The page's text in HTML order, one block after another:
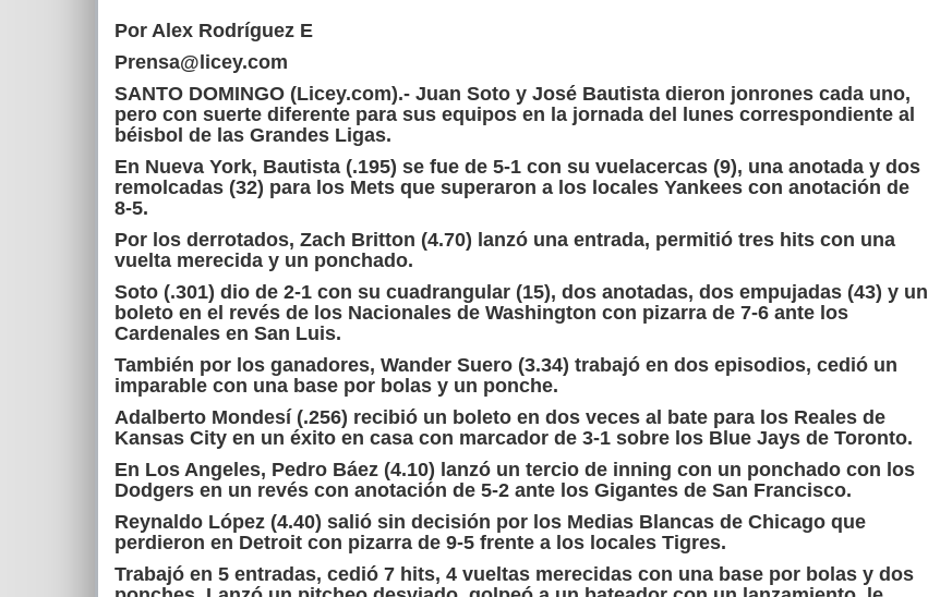
Por Alex Rodríguez E
Prensa@licey.com
SANTO DOMINGO (Licey.com).- Juan Soto y José Bautista dieron jonrones cada uno,
pero con suerte diferente para sus equipos en la jornada del lunes correspondiente al
béisbol de las Grandes Ligas.
En Nueva York, Bautista (.195) se fue de 5-1 con su vuelacercas (9), una anotada y dos
remolcadas (32) para los Mets que superaron a los locales Yankees con anotación de
8-5.
Por los derrotados, Zach Britton (4.70) lanzó una entrada, permitió tres hits con una
vuelta merecida y un ponchado.
Soto (.301) dio de 2-1 con su cuadrangular (15), dos anotadas, dos empujadas (43) y un
boleto en el revés de los Nacionales de Washington con pizarra de 7-6 ante los
Cardenales en San Luis.
También por los ganadores, Wander Suero (3.34) trabajó en dos episodios, cedió un
imparable con una base por bolas y un ponche.
Adalberto Mondesí (.256) recibió un boleto en dos veces al bate para los Reales de
Kansas City en un éxito en casa con marcador de 3-1 sobre los Blue Jays de Toronto.
En Los Angeles, Pedro Báez (4.10) lanzó un tercio de inning con un ponchado con los
Dodgers en un revés con anotación de 5-2 ante los Gigantes de San Francisco.
Reynaldo López (4.40) salió sin decisión por los Medias Blancas de Chicago que
perdieron en Detroit con pizarra de 9-5 frente a los locales Tigres.
Trabajó en 5 entradas, cedió 7 hits, 4 vueltas merecidas con una base por bolas y dos